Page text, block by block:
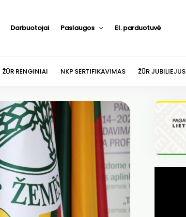
Darbuotojai Paslaugos El. parduotuvė
ŽŪR RENGINIAI NKP SERTIFIKAVIMAS ŽŪR JUBILIEJUS